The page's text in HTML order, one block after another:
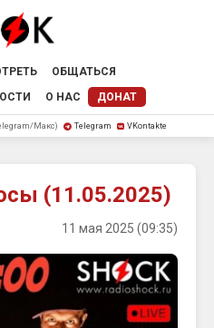
ОБЩАТЬСЯ
О НАС ДОНАТ
Макс) Telegram VKontakte
(11.05.2025)
11 мая 2025 (09:35)